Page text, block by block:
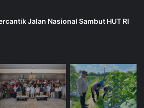
Jalan Nasional Sambut HUT RI